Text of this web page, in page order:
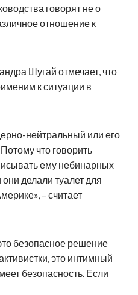
говорят не о
отношение к
Шугай отмечает, что
к ситуации в
нейтральный или его
что говорить
ему небинарных
делали туалет для
– считает
безопасное решение
это интимный
безопасность. Если